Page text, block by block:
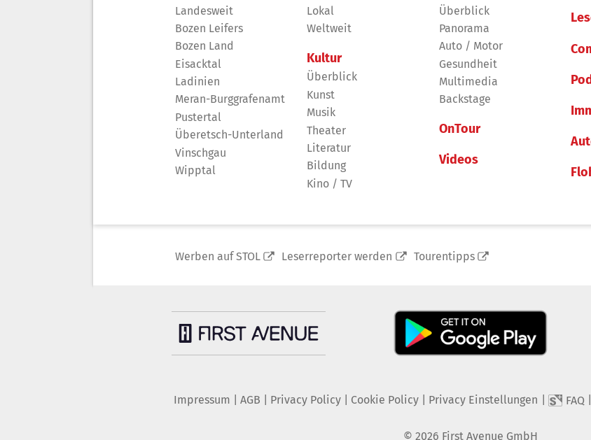
Landesweit
Bozen Leifers
Bozen Land
Eisacktal
Ladinien
Meran-Burggrafenamt
Pustertal
Überetsch-Unterland
Vinschgau
Wipptal
Lokal
Weltweit
Kultur
Überblick
Kunst
Musik
Theater
Literatur
Bildung
Kino / TV
Überblick
Panorama
Auto / Motor
Gesundheit
Multimedia
Backstage
OnTour
Videos
Werben auf STOL Leserreporter werden Tourentipps
Impressum AGB Privacy Policy| Cookie Policy| Privacy Einstellungen FAQ
© 2026 First Avenue GmbH